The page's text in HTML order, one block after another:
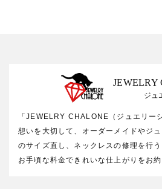
JEWELRY
ジュ
「JEWELRY CHALONE（ジュエリー
想いを大切して、オーダーメイドやジ
のサイズ直し、ネックレスの修理を行う
お手頃な料金できれいな仕上がりをお約